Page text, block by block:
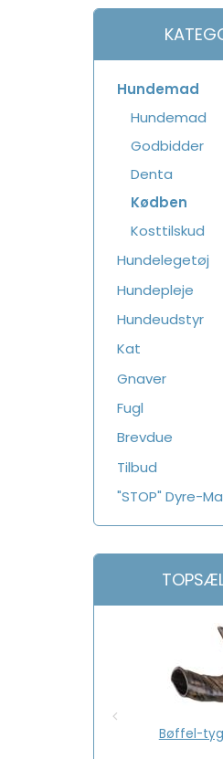
Hundemad
Hundemad
Godbidder
Denta
Kødben
Kosttilskud
Hundelegetøj
Hundepleje
Hundeudstyr
Kat
Gnaver
Fugl
Brevdue
Tilbud
"STOP" Dyre-
Bøffel-